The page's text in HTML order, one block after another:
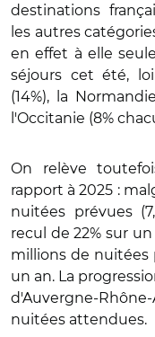
destinations
les autres
en effet à elle seule
séjours cet été,
(14%), la
l'Occitanie (8%
On relève
rapport à 2025 :
nuitées prévues
recul de 22% sur
millions de nuitées
un an. La
d'Auvergne-
nuitées attendues.